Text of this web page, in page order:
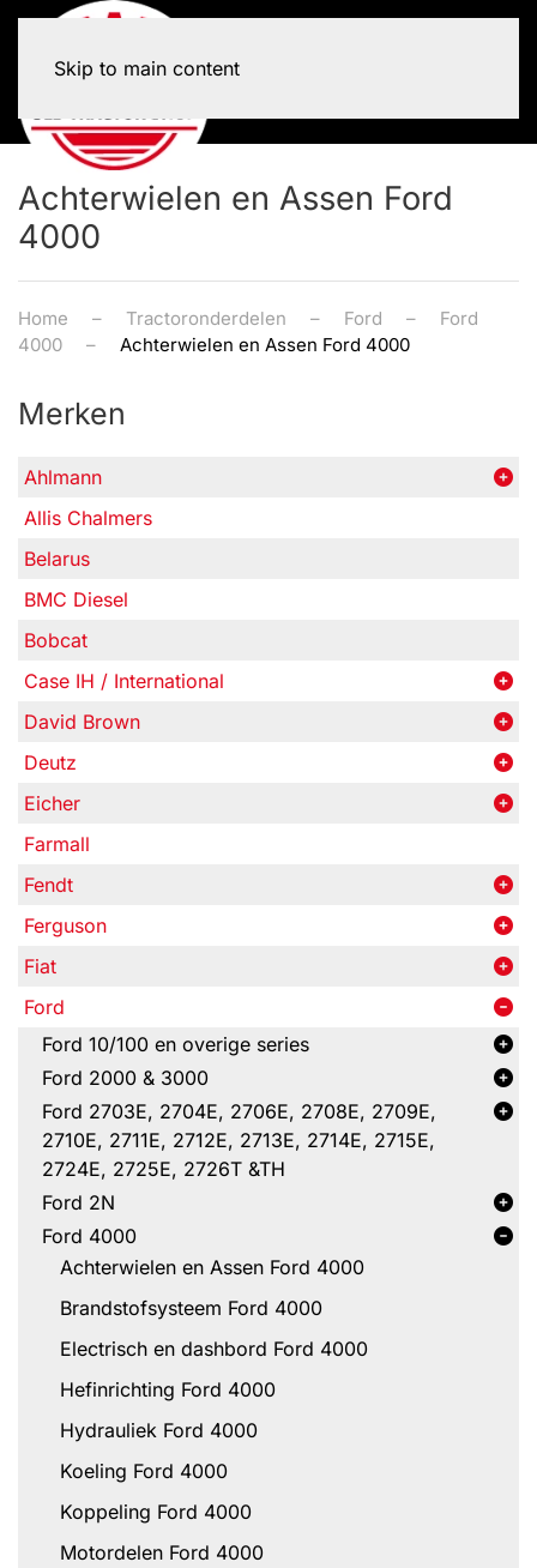
Skip to main content
Achterwielen en Assen Ford
4000
Home Tractoronderdelen Ford
Ford
4000
Achterwielen en Assen Ford 4000
Merken
Ahlmann
Allis Chalmers
Belarus
BMC Diesel
Bobcat
Case IH / International
David Brown
Deutz
Eicher
Farmall
Fendt
Ferguson
Fiat
Ford
Ford 10/100 en overige series
Ford 2000 & 3000
Ford 2703E, 2704E, 2706E, 2708E, 2709E,
2710E, 2711E, 2712E, 2713E, 2714E, 2715E,
2724E, 2725E, 2726T &TH
Ford 2N
Ford 4000
Achterwielen en Assen Ford 4000
Brandstofsysteem Ford 4000
Electrisch en dashbord Ford 4000
Hefinrichting Ford 4000
Hydrauliek Ford 4000
Koeling Ford 4000
Koppeling Ford 4000
Motordelen Ford 4000